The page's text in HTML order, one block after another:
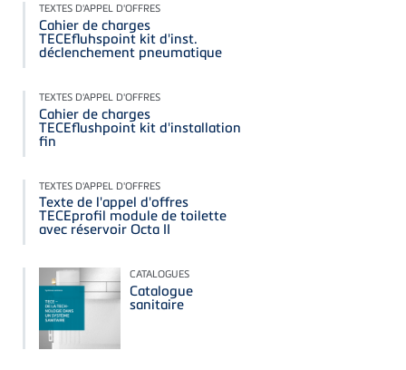
TEXTES D'APPEL D'OFFRES
Cahier de charges
TECEfluhspoint kit d'inst.
déclenchement pneumatique
TEXTES D'APPEL D'OFFRES
Cahier de charges
TECEflushpoint kit d'installation
fin
TEXTES D'APPEL D'OFFRES
Texte de l'appel d'offres
TECEprofil module de toilette
avec réservoir Octa II
CATALOGUES
Catalogue
sanitaire